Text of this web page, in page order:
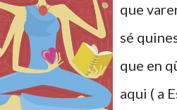
que
sé
que en
aqui ( a